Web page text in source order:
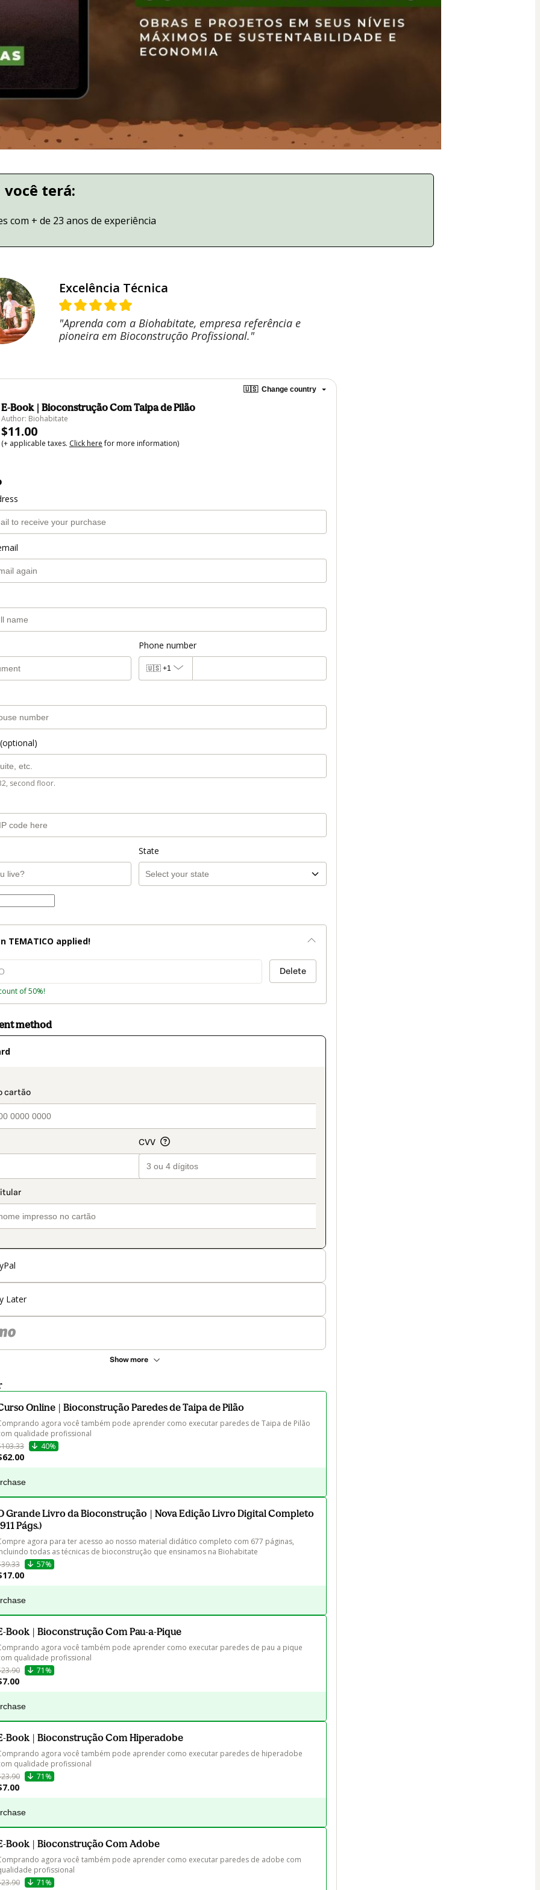
terá:
com + de 23 anos de experiência
Excelência Técnica
"Aprenda com a Biohabitate, empresa referência e
pioneira em Bioconstrução Profissional."
🇺🇸 Change country
E-Book | Bioconstrução Com Taipa de Pilão
Author: Biohabitate
$11.00
(+ applicable taxes. Click herefor more information)
Phone number
🇺🇸 +1
second floor.
State
TEMATICO applied!
of 50%!
Delete
method
Later
Show more
Online | Bioconstrução Paredes de Taipa de Pilão
agora você também pode aprender como executar paredes de Taipa de Pilão
qualidade profissional
40%
Grande Livro da Bioconstrução | Nova Edição Livro Digital Completo
Págs.)
agora para ter acesso ao nosso material didático completo com 677 páginas,
todas as técnicas de bioconstrução que ensinamos na Biohabitate
57%
Book | Bioconstrução Com Pau-a-Pique
agora você também pode aprender como executar paredes de pau a pique
qualidade profissional
71%
Book | Bioconstrução Com Hiperadobe
agora você também pode aprender como executar paredes de hiperadobe
qualidade profissional
71%
Book | Bioconstrução Com Adobe
agora você também pode aprender como executar paredes de adobe com
profissional
71%